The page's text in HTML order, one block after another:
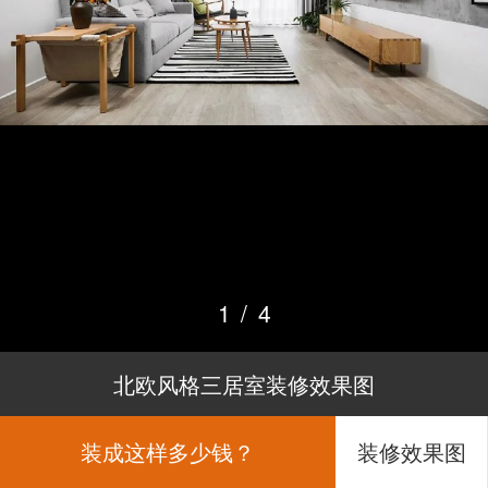
1 / 4
北欧风格三居室装修效果图
装成这样多少钱？ 装修效果图